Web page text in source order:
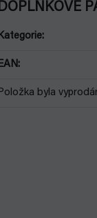
:
:
byla